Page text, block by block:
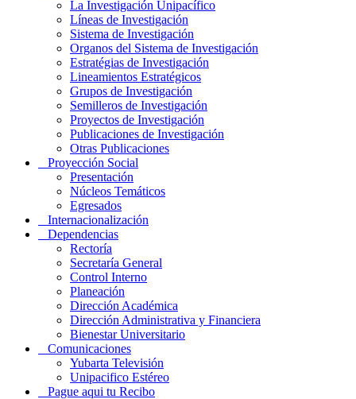
La Investigación Unipacífico
Líneas de Investigación
Sistema de Investigación
Organos del Sistema de Investigación
Estratégias de Investigación
Lineamientos Estratégicos
Grupos de Investigación
Semilleros de Investigación
Proyectos de Investigación
Publicaciones de Investigación
Otras Publicaciones
Proyección Social
Presentación
Núcleos Temáticos
Egresados
Internacionalización
Dependencias
Rectoría
Secretaría General
Control Interno
Planeación
Dirección Académica
Dirección Administrativa y Financiera
Bienestar Universitario
Comunicaciones
Yubarta Televisión
Unipacifico Estéreo
Pague aqui tu Recibo